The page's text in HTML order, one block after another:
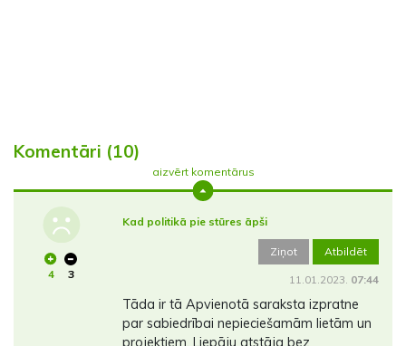
Komentāri (10)
aizvērt komentārus
4 3
Kad politikā pie stūres āpši
Ziņot Atbildēt
11.01.2023. 07:44
Tāda ir tā Apvienotā saraksta izpratne
par sabiedrībai nepieciešamām lietām un
projektiem. Liepāju atstāja bez